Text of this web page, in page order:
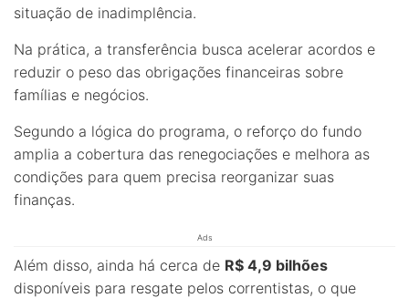
situação de inadimplência.
Na prática, a transferência busca acelerar acordos e
reduzir o peso das obrigações financeiras sobre
famílias e negócios.
Segundo a lógica do programa, o reforço do fundo
amplia a cobertura das renegociações e melhora as
condições para quem precisa reorganizar suas
finanças.
Ads
Além disso, ainda há cerca de R$ 4,9 bilhões
disponíveis para resgate pelos correntistas, o que